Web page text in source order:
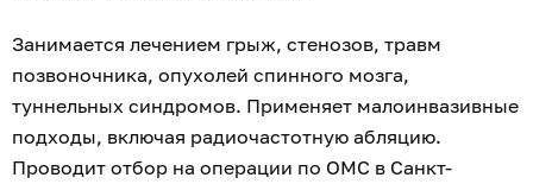
Занимается лечением грыж, стенозов, травм
позвоночника, опухолей спинного мозга,
туннельных синдромов. Применяет малоинвазивные
подходы, включая радиочастотную абляцию.
Проводит отбор на операции по ОМС в Санкт-